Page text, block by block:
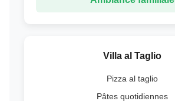
Villa al Taglio
Pizza al taglio
Pâtes quotidiennes